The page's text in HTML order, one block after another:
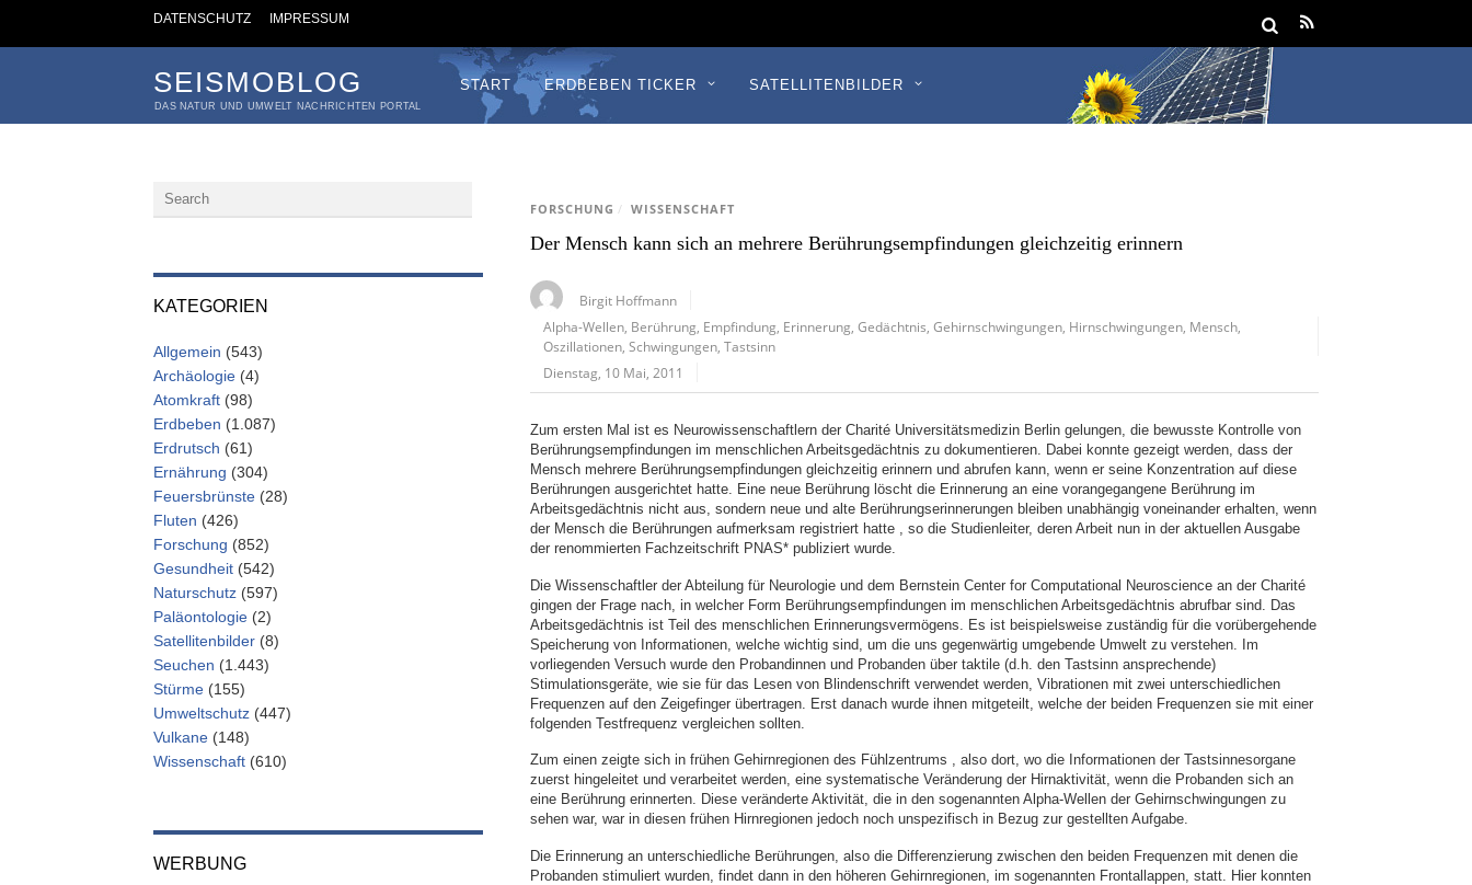
DATENSCHUTZ IMPRESSUM
SEISMOBLOG
DAS NATUR UND UMWELT NACHRICHTEN PORTAL
START ERDBEBEN TICKER SATELLITENBILDER
FORSCHUNG / WISSENSCHAFT
Der Mensch kann sich an mehrere Berührungsempfindungen gleichzeitig erinnern
Birgit Hoffmann
Alpha-Wellen Berührung Empfindung Erinnerung ,Gedächtnis ,Gehirnschwingungen Hirnschwingungen Mensch
Oszillationen ,Schwingungen ,Tastsinn
Dienstag, 10 Mai, 2011
Zum ersten Mal ist es Neurowissenschaftlern der Charité Universitätsmedizin Berlin gelungen, die bewusste Kontrolle von
Berührungsempfindungen im menschlichen Arbeitsgedächtnis zu dokumentieren. Dabei konnte gezeigt werden, dass der
Mensch mehrere Berührungsempfindungen gleichzeitig erinnern und abrufen kann, wenn er seine Konzentration auf diese
Berührungen ausgerichtet hatte. Eine neue Berührung löscht die Erinnerung an eine vorangegangene Berührung im
Arbeitsgedächtnis nicht aus, sondern neue und alte Berührungserinnerungen bleiben unabhängig voneinander erhalten, wenn
der Mensch die Berührungen aufmerksam registriert hatte , so die Studienleiter, deren Arbeit nun in der aktuellen Ausgabe
der renommierten Fachzeitschrift PNAS* publiziert wurde.
Die Wissenschaftler der Abteilung für Neurologie und dem Bernstein Center for Computational Neuroscience an der Charité
gingen der Frage nach, in welcher Form Berührungsempfindungen immenschlichen Arbeitsgedächtnis abrufbar sind. Das
Arbeitsgedächtnis ist Teil des menschlichen Erinnerungsvermögens. Es ist beispielsweise zuständig für die vorübergehende
Speicherung von Informationen, welche wichtig sind, um die uns gegenwärtig umgebende Umwelt zu verstehen. Im
vorliegenden Versuch wurde den Probandinnen und Probanden über taktile (d.h. den Tastsinn ansprechende)
Stimulationsgeräte, wie sie für das Lesen von Blindenschrift verwendet werden, Vibrationen mit zwei unterschiedlichen
Frequenzen auf den Zeigefinger übertragen. Erst danach wurde ihnen mitgeteilt, welche der beiden Frequenzen sie mit einer
folgenden Testfrequenz vergleichen sollten.
Zum einen zeigte sich in frühen Gehirnregionen des Fühlzentrums , also dort, wo die Informationen der Tastsinnesorgane
zuerst hingeleitet und verarbeitet werden, eine systematische Veränderung der Hirnaktivität, wenn die Probanden sich an
eine Berührung erinnerten. Diese veränderte Aktivität, die in den sogenannten Alpha-Wellen der Gehirnschwingungen zu
sehen war, war in diesen frühen Hirnregionen jedoch noch unspezifisch in Bezug zur gestellten Aufgabe.
Die Erinnerung an unterschiedliche Berührungen, also die Differenzierung zwischen den beiden Frequenzen mit denen die
Probanden stimuliert wurden, findet dann in den höheren Gehirnregionen, im sogenannten Frontallappen, statt. Hier konnten
KATEGORIEN
Allgemein (543)
Archäologie (4)
Atomkraft (98)
Erdbeben (1.087)
Erdrutsch (61)
Ernährung (304)
Feuersbrünste (28)
Fluten (426)
Forschung (852)
Gesundheit (542)
Naturschutz (597)
Paläontologie (2)
Satellitenbilder (8)
Seuchen (1.443)
Stürme (155)
Umweltschutz (447)
Vulkane (148)
Wissenschaft (610)
WERBUNG